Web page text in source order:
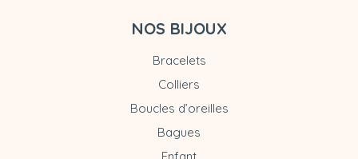
NOS BIJOUX
Bracelets
Colliers
Boucles d’oreilles
Bagues